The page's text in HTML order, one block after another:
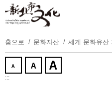
용
보
홈으로 문화자산 세계 문화유산
:::